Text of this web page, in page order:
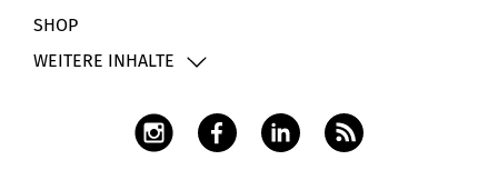
SHOP
WEITERE INHALTE